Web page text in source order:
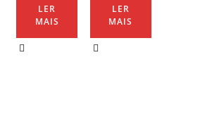
LER
MAIS
LER
MAIS